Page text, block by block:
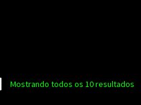
Mostrando todos os 10 resultados